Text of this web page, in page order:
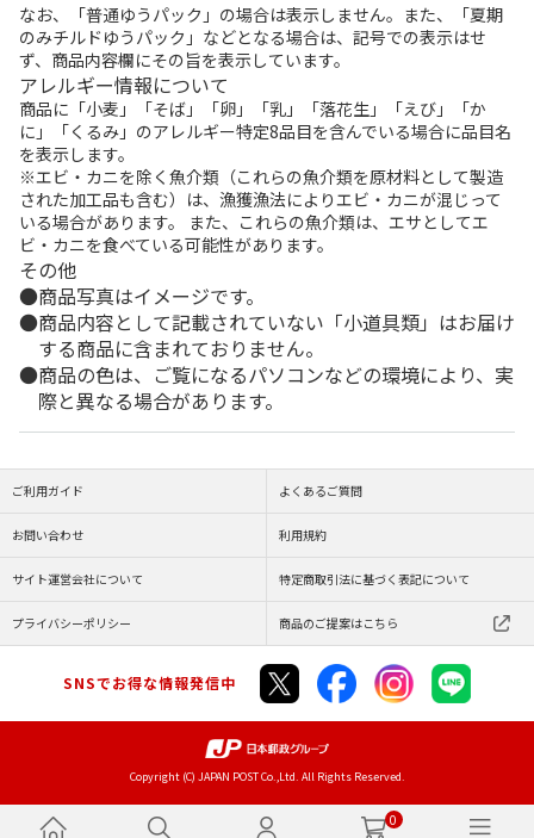
0
なお、「普通ゆうパック」の場合は表示しません。また、「夏期
のみチルドゆうパック」などとなる場合は、記号での表示はせ
ず、商品内容欄にその旨を表示しています。
アレルギー情報について
商品に「小麦」「そば」「卵」「乳」「落花生」「えび」「か
に」「くるみ」のアレルギー特定8品目を含んでいる場合に品目名
を表示します。
※エビ・カニを除く魚介類（これらの魚介類を原材料として製造
された加工品も含む）は、漁獲漁法によりエビ・カニが混じって
いる場合があります。 また、これらの魚介類は、エサとしてエ
ビ・カニを食べている可能性があります。
その他
商品写真はイメージです。
商品内容として記載されていない「小道具類」はお届け
する商品に含まれておりません。
商品の色は、ご覧になるパソコンなどの環境により、実
際と異なる場合があります。
ご利用ガイド よくあるご質問
お問い合わせ 利用規約
サイト運営会社について 特定商取引法に基づく表記について
プライバシーポリシー 商品のご提案はこちら
SNSでお得な情報発信中
Copyright (C) JAPAN POST Co.,Ltd. All Rights Reserved.